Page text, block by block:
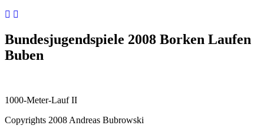
Bundesjugendspiele 2008 Borken Laufen
Buben
1000-Meter-Lauf II
Copyrights 2008 Andreas Bubrowski